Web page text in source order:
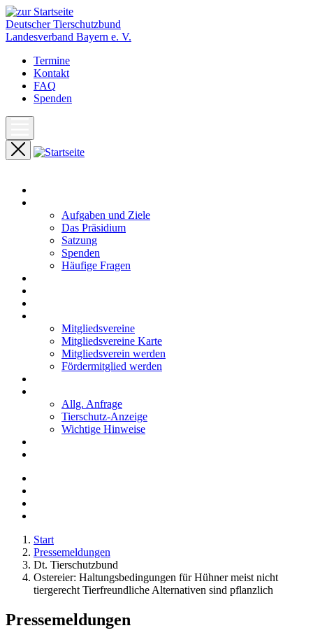
Deutscher Tierschutzbund
Landesverband Bayern e. V.
Termine
Kontakt
FAQ
Spenden
Aufgaben und Ziele
Das Präsidium
Satzung
Spenden
Häufige Fragen
Mitgliedsvereine
Mitgliedsvereine Karte
Mitgliedsverein werden
Fördermitglied werden
Allg. Anfrage
Tierschutz-Anzeige
Wichtige Hinweise
Start
Pressemeldungen
Dt. Tierschutzbund
Ostereier: Haltungsbedingungen für Hühner meist nicht
tiergerecht Tierfreundliche Alternativen sind pflanzlich
Pressemeldungen